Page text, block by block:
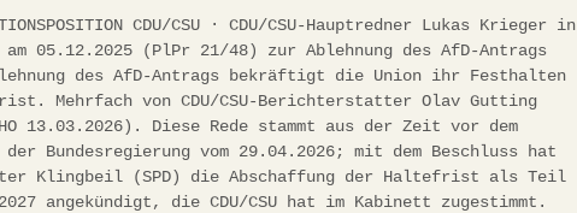
CDU/CSU · CDU/CSU-Hauptredner Lukas Krieger in
05.12.2025 (PlPr 21/48) zur Ablehnung des AfD-Antrags
des AfD-Antrags bekräftigt die Union ihr Festhalten
Mehrfach von CDU/CSU-Berichterstatter Olav Gutting
13.03.2026). Diese Rede stammt aus der Zeit vor dem
der Bundesregierung vom 29.04.2026; mit dem Beschluss hat
Klingbeil (SPD) die Abschaffung der Haltefrist als Teil
angekündigt, die CDU/CSU hat im Kabinett zugestimmt.